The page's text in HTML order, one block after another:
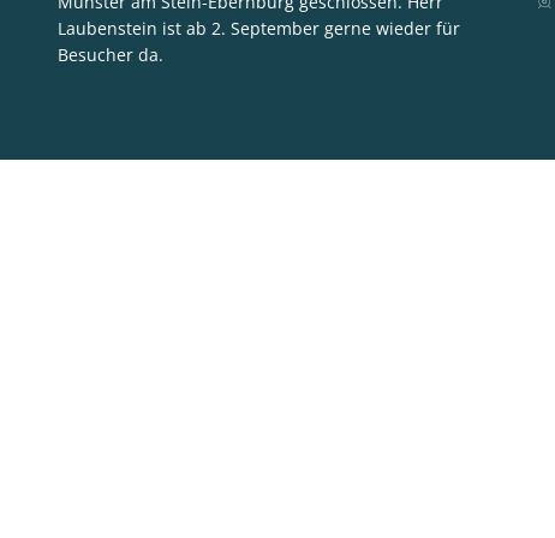
Laubenstein ist ab 2. September gerne wieder für
Besucher da.